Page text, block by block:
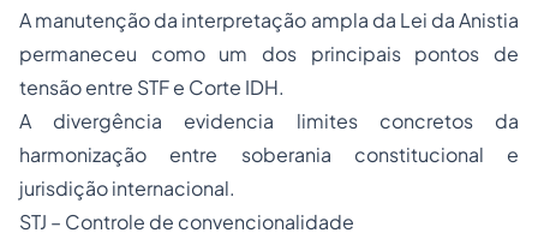
A manutenção da interpretação ampla da Lei da Anistia
permaneceu como um dos principais pontos de
tensão entre STF e Corte IDH.
A divergência evidencia limites concretos da
harmonização entre soberania constitucional e
jurisdição internacional.
STJ – Controle de convencionalidade